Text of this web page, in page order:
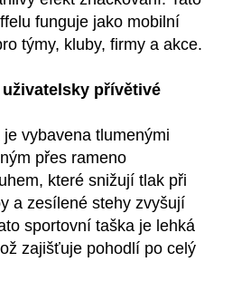
funguje jako mobilní
týmy, kluby, firmy a akce.
přívětivé
vybavena tlumenými
přes rameno
které snižují tlak při
a zesílené stehy zvyšují
sportovní taška je lehká
zajišťuje pohodlí po celý